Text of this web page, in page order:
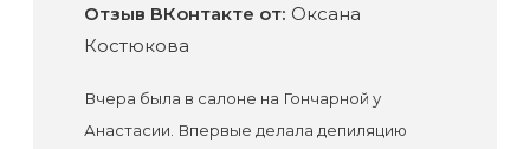
Отзыв ВКонтакте от: Оксана
Костюкова
Вчера была в салоне на Гончарной у
Анастасии. Впервые делала депиляцию